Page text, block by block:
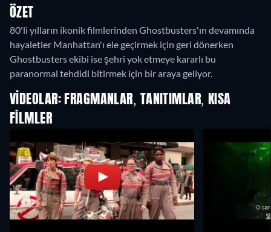
ÖZET
80'li yılların ikonik filmlerinden Ghostbusters'ın devamında
hayaletler Manhattan'ı ele geçirmek için geri dönerken
Ghostbusters ekibi ise şehri yok etmeye kararlı bu
paranormal tehdidi bitirmek için bir araya geliyor.
VIDEOLAR: FRAGMANLAR, TANITIMLAR, KISA
FILMLER